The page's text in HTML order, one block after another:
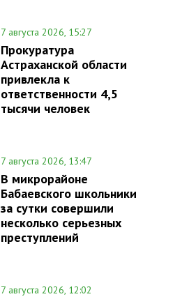
7 августа 2026, 15:27
Прокуратура
Астраханской области
привлекла к
ответственности 4,5
тысячи человек
7 августа 2026, 13:47
В микрорайоне
Бабаевского школьники
за сутки совершили
несколько серьезных
преступлений
7 августа 2026, 12:02